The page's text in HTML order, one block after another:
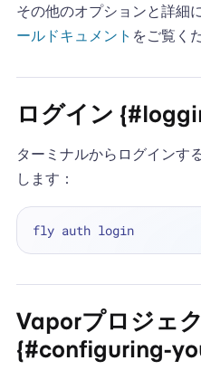
その他のオプションと詳細
ールドキュメント をご覧く
ログイン
ターミナルからログインす
します：
Vaporプロジェ
{#configuring-